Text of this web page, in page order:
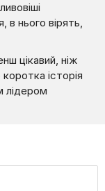
в нього вірять,
цікавий, ніж
історія
лідером